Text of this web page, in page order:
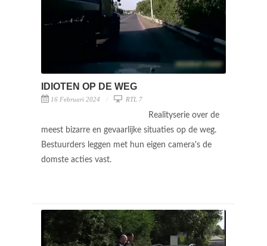
IDIOTEN OP DE WEG
16 Februari 2024 RTL 7
Realityserie over de
meest bizarre en gevaarlijke situaties op de weg.
Bestuurders leggen met hun eigen camera's de
domste acties vast.